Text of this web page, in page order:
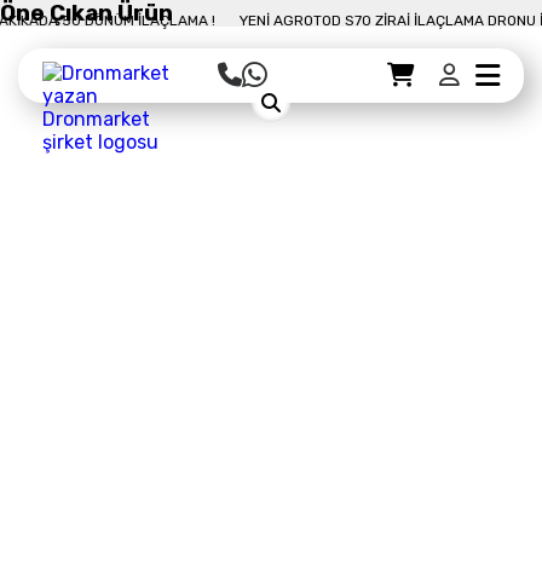
50 DÖNÜM İLAÇLAMA ! YENI AGROTOD S70 ZIRAI İLAÇLAMA DRONU İLE 10
Sepet
Sepet Detayı Ödemeye Geç
Öne Çıkan Ürün